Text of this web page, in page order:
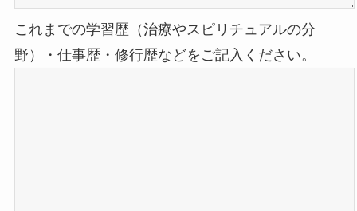
これまでの学習歴（治療やスピリチュアルの分
野）・仕事歴・修行歴などをご記入ください。